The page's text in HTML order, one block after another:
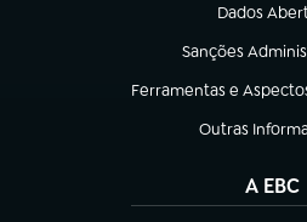
Dados
(abre em
Sanções
(abre em nova
Ferramentas e
(abre em nova aba)
Outras
(abre em nova
A EBC